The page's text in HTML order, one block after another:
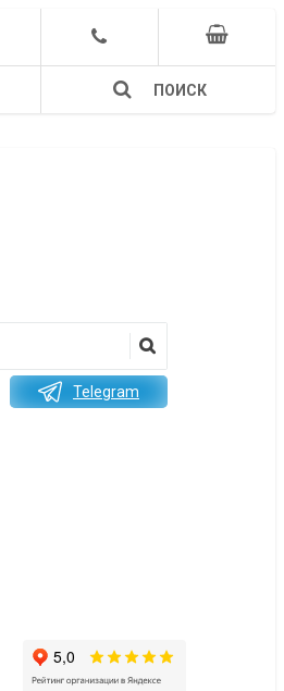
ПОИСК
Telegram